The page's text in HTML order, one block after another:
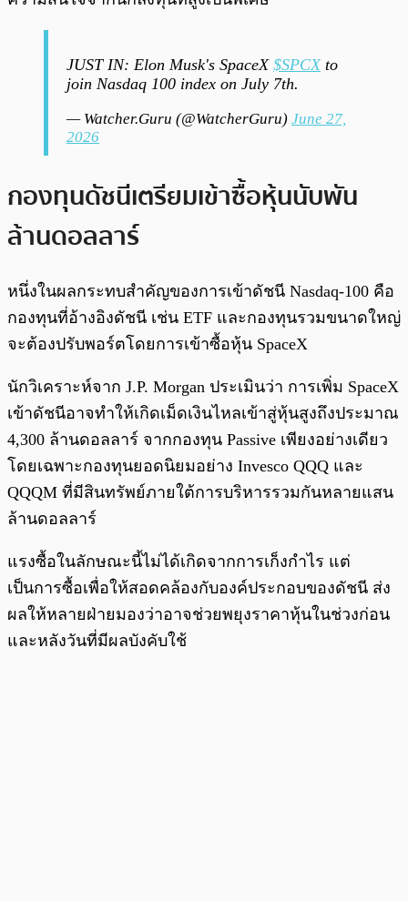
JUST IN: Elon Musk's SpaceX $SPCXto
join Nasdaq 100 index on July 7th.
— Watcher.Guru (@WatcherGuru) June 27,
2026
กองทุนดัชนีเตรียมเข้าซื้อหุ้นนับพัน
ล้านดอลลาร์
หนึ่งในผลกระทบสำคัญของการเข้าดัชนี Nasdaq-100 คือ
กองทุนที่อ้างอิงดัชนี เช่น ETF และกองทุนรวมขนาดใหญ่
จะต้องปรับพอร์ตโดยการเข้าซื้อหุ้น SpaceX
นักวิเคราะห์จาก J.P. Morgan ประเมินว่า การเพิ่ม SpaceX
เข้าดัชนีอาจทำให้เกิดเม็ดเงินไหลเข้าสู่หุ้นสูงถึงประมาณ
4,300 ล้านดอลลาร์ จากกองทุน Passive เพียงอย่างเดียว
โดยเฉพาะกองทุนยอดนิยมอย่าง Invesco QQQ และ
QQQM ที่มีสินทรัพย์ภายใต้การบริหารรวมกันหลายแสน
ล้านดอลลาร์
แรงซื้อในลักษณะนี้ไม่ได้เกิดจากการเก็งกำไร แต่
เป็นการซื้อเพื่อให้สอดคล้องกับองค์ประกอบของดัชนี ส่ง
ผลให้หลายฝ่ายมองว่าอาจช่วยพยุงราคาหุ้นในช่วงก่อน
และหลังวันที่มีผลบังคับใช้